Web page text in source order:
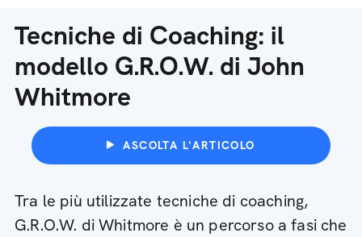
Tecniche di Coaching: il
modello G.R.O.W. di John
Whitmore
ASCOLTA L'ARTICOLO
Tra le più utilizzate tecniche di coaching,
G.R.O.W. di Whitmore è un percorso a fasi che